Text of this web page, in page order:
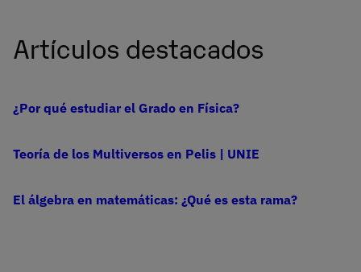
Artículos destacados
¿Por qué estudiar el Grado en Física?
Teoría de los Multiversos en Pelis | UNIE
El álgebra en matemáticas: ¿Qué es esta rama?